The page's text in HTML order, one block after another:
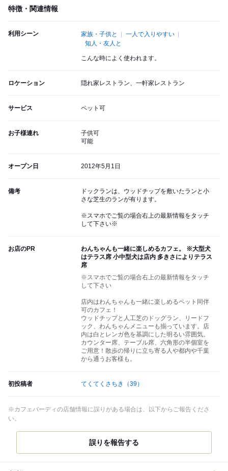
特徴・関連情報
利用シーン 家族・子供と
一人で入りやすい
知人・友人と
こんな時によく使われます。
ロケーション 隠れ家レストラン、一軒家レストラン
サービス ペット可
お子様連れ
子供可
可能
オープン日 2012年5月1日
備考
ドックランは、ウッドチップを敷いたランと小
さな芝生のランが有ります。
※スマホでご覧の場合右上の最新情報をタッチ
して下さい※
お店のPR
わんちゃんも一緒に楽しめるカフェ。 ※大型犬
はテラス席 小中型犬は店内 多きさによりテラス
席
※スマホでご覧の場合右上の最新情報をタッチ
して下さい
店内はわんちゃんも一緒に楽しめるペット同伴
可のカフェ！
ウッドチップと人工芝のドッグラン、リードフ
ック、わんちゃんメニューも揃っています。店
内は白とレンガ色を基調にした明るい雰囲気。
カウンター席、テーブル席、六角形の半個室を
ご用意！散歩の帰りに立ち寄る人や都内や千葉
から通うお客様も。
初投稿者 てくてくさちき （39）
※カフェバーディの店舗情報に誤りがある場合は、以下からご報告くださ
い。
誤りを報告する